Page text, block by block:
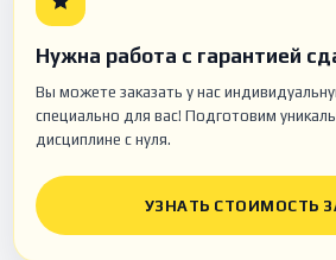
Нужна работа с гарантией
Вы можете заказать у нас
специально для вас! Подготовим
дисциплине с нуля.
УЗНАТЬ СТОИМОСТЬ